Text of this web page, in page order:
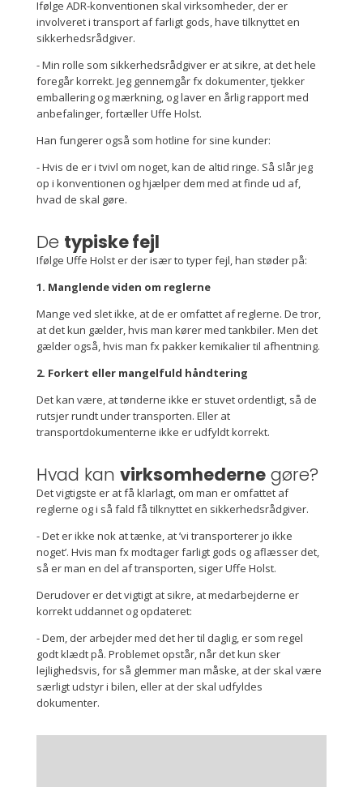
Ifølge ADR-konventionen skal virksomheder, der er
involveret i transport af farligt gods, have tilknyttet en
sikkerhedsrådgiver.
- Min rolle som sikkerhedsrådgiver er at sikre, at det hele
foregår korrekt. Jeg gennemgår fx dokumenter, tjekker
emballering og mærkning, og laver en årlig rapport med
anbefalinger, fortæller Uffe Holst.
Han fungerer også som hotline for sine kunder:
- Hvis de er i tvivl om noget, kan de altid ringe. Så slår jeg
op i konventionen og hjælper dem med at finde ud af,
hvad de skal gøre.
De typiske fejl
Ifølge Uffe Holst er der især to typer fejl, han støder på:
1. Manglende viden om reglerne
Mange ved slet ikke, at de er omfattet af reglerne. De tror,
at det kun gælder, hvis man kører med tankbiler. Men det
gælder også, hvis man fx pakker kemikalier til afhentning.
2. Forkert eller mangelfuld håndtering
Det kan være, at tønderne ikke er stuvet ordentligt, så de
rutsjer rundt under transporten. Eller at
transportdokumenterne ikke er udfyldt korrekt.
Hvad kan virksomhedernegøre?
Det vigtigste er at få klarlagt, om man er omfattet af
reglerne og i så fald få tilknyttet en sikkerhedsrådgiver.
- Det er ikke nok at tænke, at ’vi transporterer jo ikke
noget’. Hvis man fx modtager farligt gods og aflæsser det,
så er man en del af transporten, siger Uffe Holst.
Derudover er det vigtigt at sikre, at medarbejderne er
korrekt uddannet og opdateret:
- Dem, der arbejder med det her til daglig, er som regel
godt klædt på. Problemet opstår, når det kun sker
lejlighedsvis, for så glemmer man måske, at der skal være
særligt udstyr i bilen, eller at der skal udfyldes
dokumenter.